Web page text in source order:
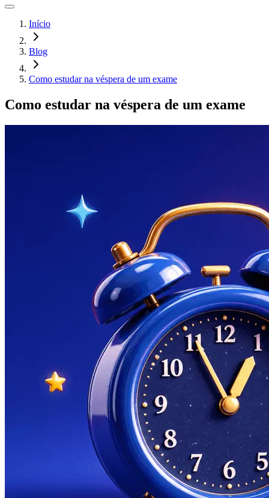
Início
Blog
Como estudar na véspera de um exame
Como estudar na véspera de um exame